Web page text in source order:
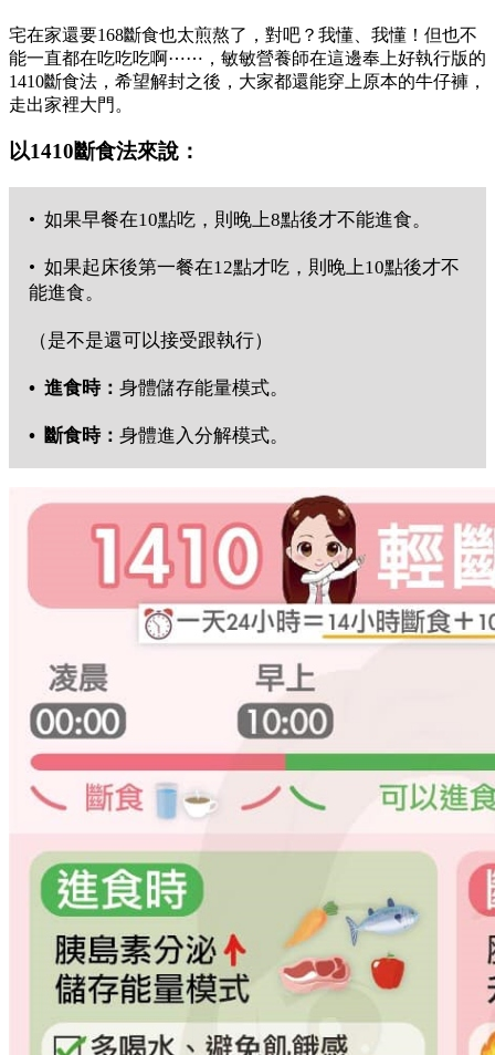
宅在家還要168斷食也太煎熬了，對吧？我懂、我懂！但也不
能一直都在吃吃吃啊⋯⋯，敏敏營養師在這邊奉上好執行版的
1410斷食法，希望解封之後，大家都還能穿上原本的牛仔褲，
走出家裡大門。
以1410斷食法來說：
• 如果早餐在10點吃，則晚上8點後才不能進食。
• 如果起床後第一餐在12點才吃，則晚上10點後才不
能進食。
（是不是還可以接受跟執行）
• 進食時： 身體儲存能量模式。
• 斷食時： 身體進入分解模式。